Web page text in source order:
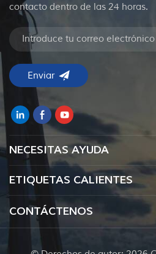
contacto dentro de las 24 horas.
NECESITAS AYUDA
ETIQUETAS CALIENTES
CONTÁCTENOS